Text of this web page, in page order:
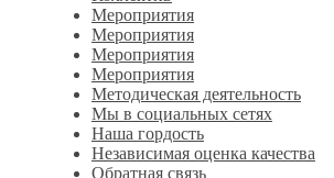
Мероприятия
Мероприятия
Мероприятия
Мероприятия
Методическая деятельность
Мы в социальных сетях
Наша гордость
Независимая оценка качества
Обратная связь